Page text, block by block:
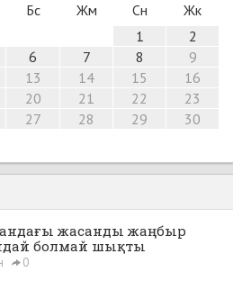
Бс Жм Сн
Жк
1
2
6 7 8
9
13 14 15
16
20 21 22
23
27 28 29
30
жасанды жаңбыр
болмай шықты
0